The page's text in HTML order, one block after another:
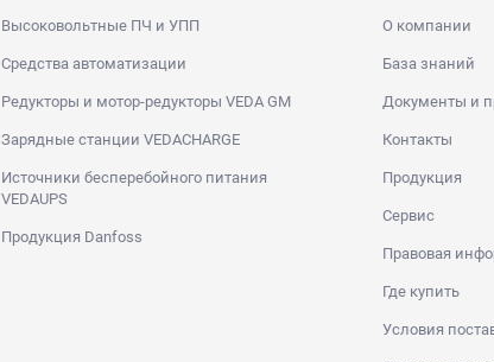
Высоковольтные ПЧ и УПП
Средства автоматизации
Редукторы и мотор-редукторы VEDA GM
Зарядные станции VEDACHARGE
Источники бесперебойного питания
VEDAUPS
Продукция Danfoss
О компании
База знаний
Документы и
Контакты
Продукция
Сервис
Правовая
Где купить
Условия